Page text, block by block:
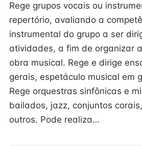
Rege grupos vocais ou
repertório, avaliando a
instrumental do grupo a ser
atividades, a fim de organizar
obra musical. Rege e dirige
gerais, espetáculo musical em
Rege orquestras sinfônicas e
bailados, jazz, conjuntos
outros. Pode realiza…